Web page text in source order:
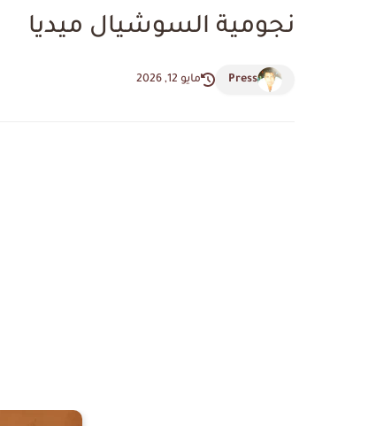
نجومية السوشيال ميديا
Press مايو 12, 2026